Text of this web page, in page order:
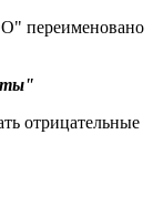
переименовано
отрицательные